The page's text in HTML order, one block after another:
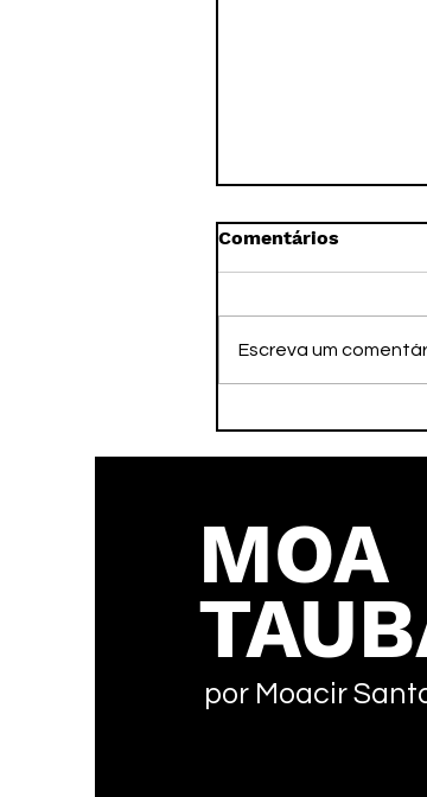
Comentários
Escreva um
MOA
por Moacir